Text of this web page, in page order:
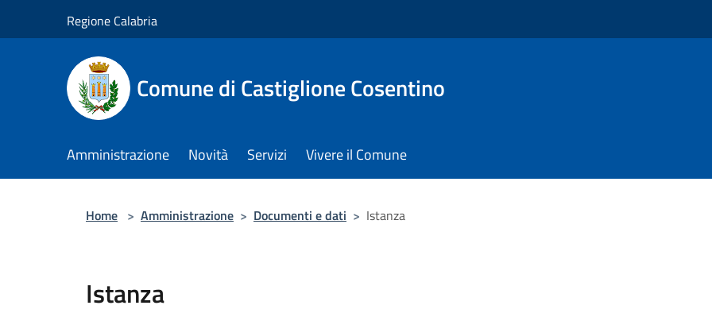
Regione Calabria
Comune di Castiglione Cosentino
Amministrazione Novità Servizi Vivere il Comune
Home > Amministrazione > Documenti e dati > Istanza
Istanza